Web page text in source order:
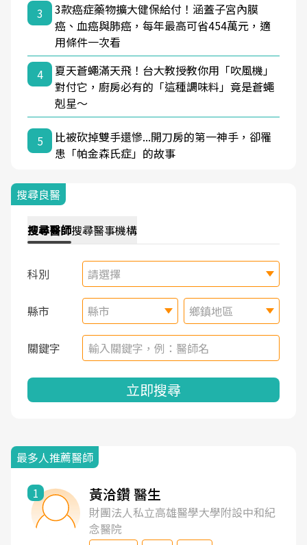
3
3款癌症藥物擴大健保給付！涵蓋子宮內膜
癌、血癌與肺癌，每年最高可省454萬元，適
用條件一次看
4
夏天蒼蠅滿天飛！台大教授教你用「吹風機」
對付它，廚房必有的「這種調味料」竟是蒼蠅
剋星～
5
比被砍掉雙手還慘...開刀房的第一神手，卻罹
患「帕金森氏症」的故事
搜尋良醫
搜尋醫師搜尋醫事機構
科別 請選擇
縣市 縣市 鄉鎮地區
關鍵字
立即搜尋
最多人推薦醫師
1 黃洽鑽 醫生
財團法人私立高雄醫學大學附設中和紀
念醫院